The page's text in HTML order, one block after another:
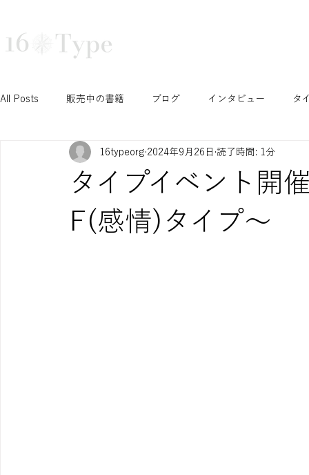
All Posts 販売中の書籍 ブログ インタビュー タ
N/S セッション T/F セッション J/P セッション
Ni セッション お知らせ イベント
タイプイベント開
F(感情)タイプ〜
16typeorg 2024年9月26日 読了時間: 1分